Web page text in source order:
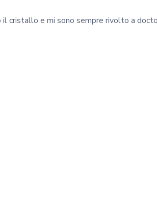
cristallo e mi sono sempre rivolto a